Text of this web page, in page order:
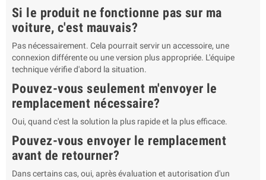
Si le produit ne fonctionne pas sur ma
voiture, c'est mauvais?
Pas nécessairement. Cela pourrait servir un accessoire, une
connexion différente ou une version plus appropriée. L'équipe
technique vérifie d'abord la situation.
Pouvez-vous seulement m'envoyer le
remplacement nécessaire?
Oui, quand c'est la solution la plus rapide et la plus efficace.
Pouvez-vous envoyer le remplacement
avant de retourner?
Dans certains cas, oui, après évaluation et autorisation d'un